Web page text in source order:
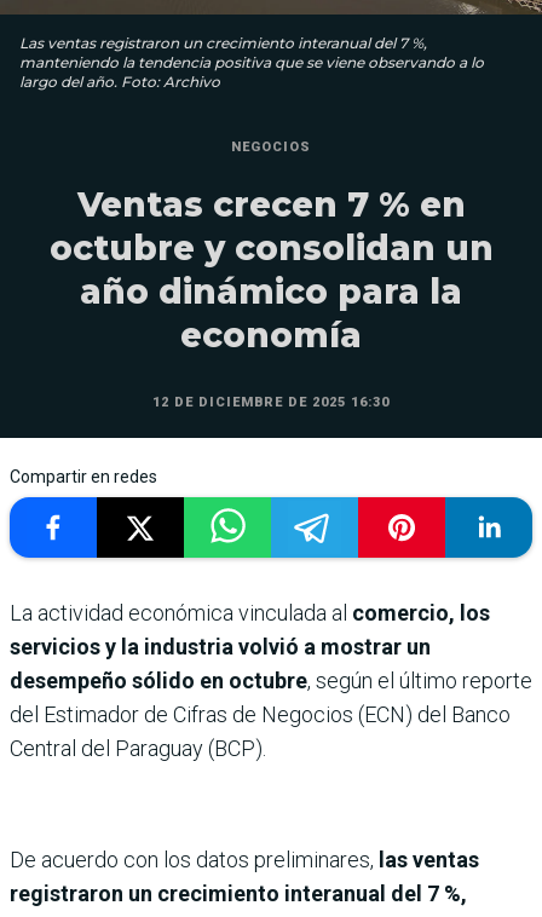
Las ventas registraron un crecimiento interanual del 7 %,
manteniendo la tendencia positiva que se viene observando a lo
largo del año. Foto: Archivo
NEGOCIOS
Ventas crecen 7 % en
octubre y consolidan un
año dinámico para la
economía
12 DE DICIEMBRE DE 2025 16:30
Compartir en redes
La actividad económica vinculada al comercio, los
servicios y la industria volvió a mostrar un
desempeño sólido en octubre, según el último reporte
del Estimador de Cifras de Negocios (ECN) del Banco
Central del Paraguay (BCP).
De acuerdo con los datos preliminares, las ventas
registraron un crecimiento interanual del 7 %,